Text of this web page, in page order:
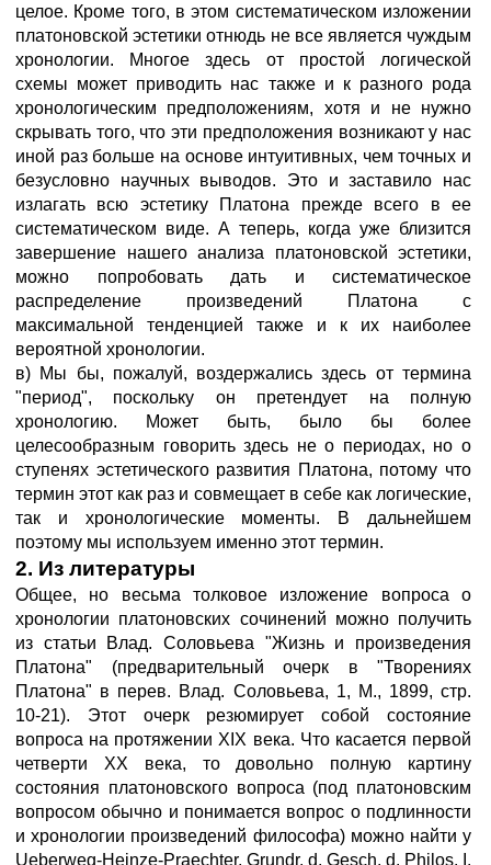
целое. Кроме того, в этом систематическом изложении
платоновской эстетики отнюдь не все является чуждым
хронологии. Многое здесь от простой логической
схемы может приводить нас также и к разного рода
хронологическим предположениям, хотя и не нужно
скрывать того, что эти предположения возникают у нас
иной раз больше на основе интуитивных, чем точных и
безусловно научных выводов. Это и заставило нас
излагать всю эстетику Платона прежде всего в ее
систематическом виде. А теперь, когда уже близится
завершение нашего анализа платоновской эстетики,
можно попробовать дать и систематическое
распределение произведений Платона с
максимальной тенденцией также и к их наиболее
вероятной хронологии.
в) Мы бы, пожалуй, воздержались здесь от термина
"период", поскольку он претендует на полную
хронологию. Может быть, было бы более
целесообразным говорить здесь не о периодах, но о
ступенях эстетического развития Платона, потому что
термин этот как раз и совмещает в себе как логические,
так и хронологические моменты. В дальнейшем
поэтому мы используем именно этот термин.
2. Из литературы
Общее, но весьма толковое изложение вопроса о
хронологии платоновских сочинений можно получить
из статьи Влад. Соловьева "Жизнь и произведения
Платона" (предварительный очерк в "Творениях
Платона" в перев. Влад. Соловьева, 1, М., 1899, стр.
10-21). Этот очерк резюмирует собой состояние
вопроса на протяжении XIX века. Что касается первой
четверти XX века, то довольно полную картину
состояния платоновского вопроса (под платоновским
вопросом обычно и понимается вопрос о подлинности
и хронологии произведений философа) можно найти у
Ueberweg-Heinze-Praechter, Grundr. d. Gesch. d. Philos. I.